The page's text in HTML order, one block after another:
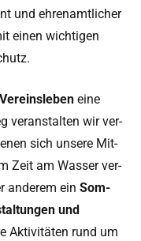
und ehre­namtlich­er
einen wichti­gen
Vere­insleben eine
ver­anstal­ten wir ver­
sich unsere Mit­
Zeit am Wass­er ver­
anderem ein Som­
und
Aktiv­itäten rund um